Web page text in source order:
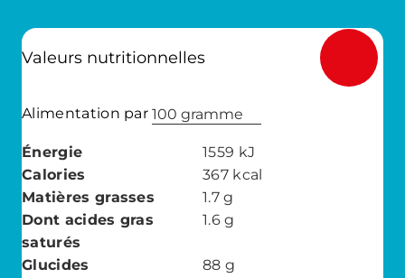
Valeurs nutritionnelles
Alimentation par 100 gramme
Énergie 1559 kJ
Calories
367 kcal
Matières grasses
1.7 g
Dont acides gras
saturés
1.6 g
Glucides 88 g